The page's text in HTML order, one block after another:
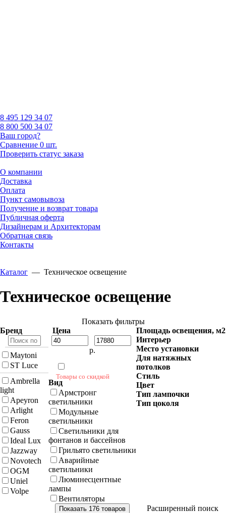
8 495 129 34 07
8 800 500 34 07
Ваш город?
Сравнение 0 шт.
Проверить статус заказа
О компании
Доставка
Оплата
Пункт самовывоза
Получение и возврат товара
Публичная оферта
Дизайнерам и Архитекторам
Обратная связь
Контакты
Каталог — Техническое освещение
Техническое освещение
Показать фильтры
Бренд
Maytoni
ST Luce
Ambrella
light
Apeyron
Arlight
Feron
Gauss
Ideal Lux
Jazzway
Novotech
OGM
Uniel
Volpe
Цена
р.
Товары со скидкой
Вид
Армстронг
светильники
Модульные
светильники
Светильники для
фонтанов и бассейнов
Грильято светильники
Аварийные
светильники
Люминесцентные
лампы
Вентиляторы
Площадь освещения, м2
Интерьер
Место установки
Для натяжных
потолков
Стиль
Цвет
Тип лампочки
Тип цоколя
Расширенный поиск